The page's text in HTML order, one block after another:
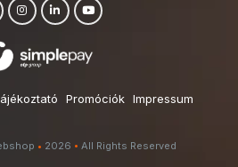
Promóciók Impressum
• 2026 • All Rights Reserved